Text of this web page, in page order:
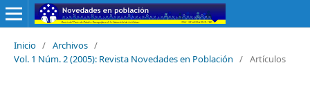
Inicio / Archivos /
Vol. 1 Núm. 2 (2005): Revista Novedades en Población / Artículos